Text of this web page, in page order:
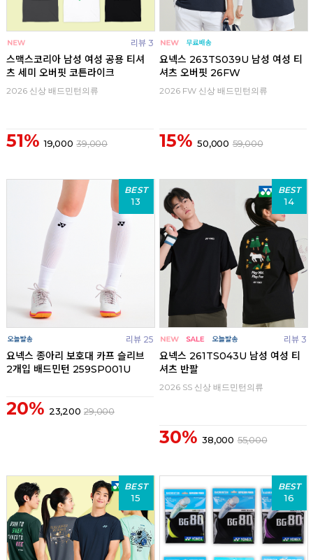
리뷰 3
스맥스코리아 남성 여성 공용 티셔
츠 세미 오버핏 코튼라이크
2026 신상 배드민턴의류
51% 19,000 39,000
요넥스 263TS039U 남성 여성 티
셔츠 오버핏 26FW
2026 FW 신상 배드민턴의류
15% 50,000 59,000
BEST
13
리뷰 25
요넥스 종아리 보호대 카프 슬리브
2개입 배드민턴 259SP001U
20% 23,200 29,000
BEST
14
리뷰 3
요넥스 261TS043U 남성 여성 티
셔츠 반팔
2026 SS 신상 배드민턴의류
30% 38,000 55,000
BEST
15
BEST
16